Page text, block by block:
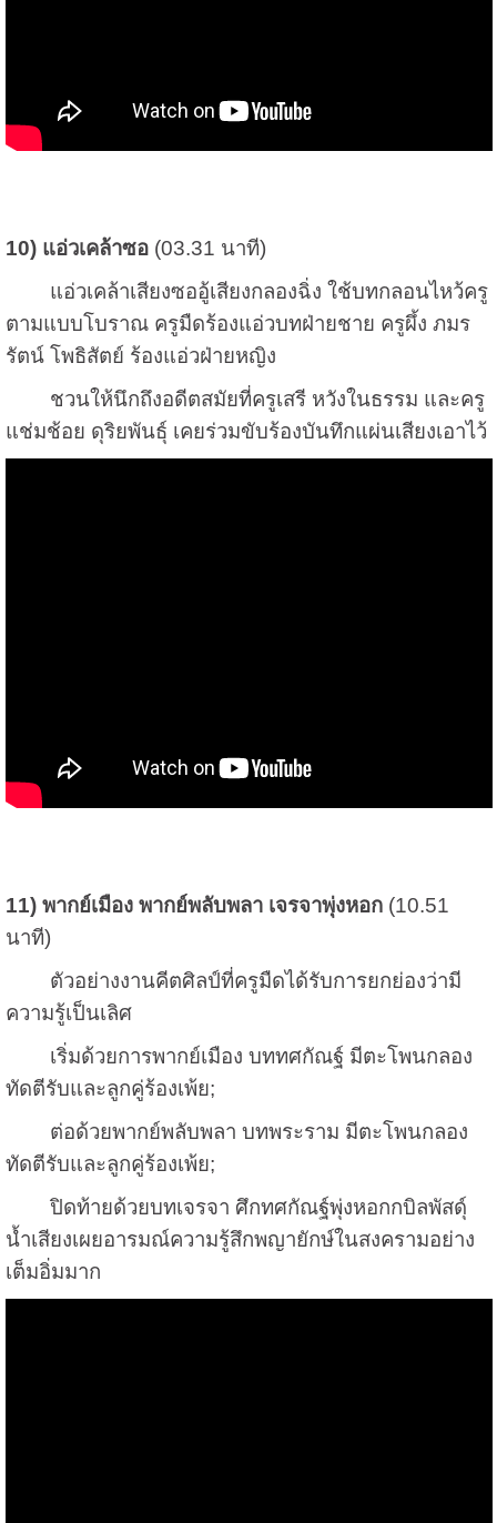
10) แอ่วเคล้าซอ(03.31 นาที)
แอ่วเคล้าเสียงซออู้เสียงกลองฉิ่ง ใช้บทกลอนไหว้ครู
ตามแบบโบราณ ครูมืดร้องแอ่วบทฝ่ายชาย ครูผึ้ง ภมร
รัตน์ โพธิสัตย์ ร้องแอ่วฝ่ายหญิง
ชวนให้นึกถึงอดีตสมัยที่ครูเสรี หวังในธรรม และครู
แช่มช้อย ดุริยพันธุ์ เคยร่วมขับร้องบันทึกแผ่นเสียงเอาไว้
11) พากย์เมือง พากย์พลับพลา เจรจาพุ่งหอก(10.51
นาที)
ตัวอย่างงานคีตศิลป์ที่ครูมืดได้รับการยกย่องว่ามี
ความรู้เป็นเลิศ
เริ่มด้วยการพากย์เมือง บททศกัณฐ์ มีตะโพนกลอง
ทัดตีรับและลูกคู่ร้องเพ้ย;
ต่อด้วยพากย์พลับพลา บทพระราม มีตะโพนกลอง
ทัดตีรับและลูกคู่ร้องเพ้ย;
ปิดท้ายด้วยบทเจรจา ศึกทศกัณฐ์พุ่งหอกกบิลพัสดุ์
น้ำเสียงเผยอารมณ์ความรู้สึกพญายักษ์ในสงครามอย่าง
เต็มอิ่มมาก